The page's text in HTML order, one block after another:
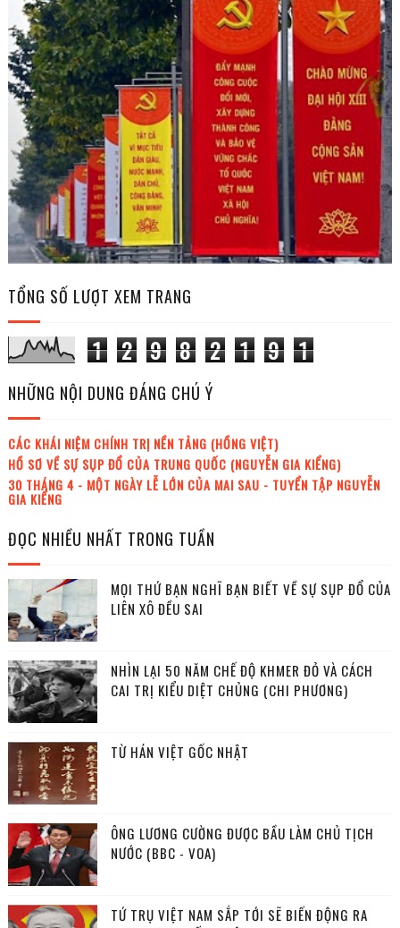
TỔNG SỐ LƯỢT XEM TRANG
1 2 9 8 2 1 9 1
NHỮNG NỘI DUNG ĐÁNG CHÚ Ý
CÁC KHÁI NIỆM CHÍNH TRỊ NỀN TẢNG (HỒNG VIỆT)
HỒ SƠ VỀ SỰ SỤP ĐỔ CỦA TRUNG QUỐC (NGUYỄN GIA KIỂNG)
30 THÁNG 4 - MỘT NGÀY LỄ LỚN CỦA MAI SAU - TUYỂN TẬP NGUYỄN
GIA KIỂNG
ĐỌC NHIỀU NHẤT TRONG TUẦN
MỌI THỨ BẠN NGHĨ BẠN BIẾT VỀ SỰ SỤP ĐỔ CỦA
LIÊN XÔ ĐỀU SAI
NHÌN LẠI 50 NĂM CHẾ ĐỘ KHMER ĐỎ VÀ CÁCH
CAI TRỊ KIỂU DIỆT CHỦNG (CHI PHƯƠNG)
TỪ HÁN VIỆT GỐC NHẬT
ÔNG LƯƠNG CƯỜNG ĐƯỢC BẦU LÀM CHỦ TỊCH
NƯỚC (BBC - VOA)
TỨ TRỤ VIỆT NAM SẮP TỚI SẼ BIẾN ĐỘNG RA